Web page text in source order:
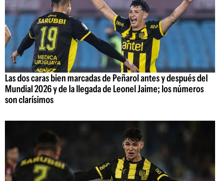
Las dos caras bien marcadas de Peñarol antes y después del
Mundial 2026 y de la llegada de Leonel Jaime; los números
son clarísimos